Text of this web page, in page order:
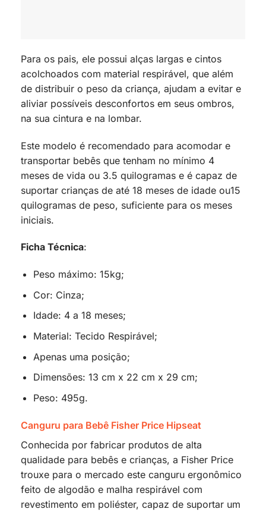
Para os pais, ele possui alças largas e cintos
acolchoados com material respirável, que além
de distribuir o peso da criança, ajudam a evitar e
aliviar possíveis desconfortos em seus ombros,
na sua cintura e na lombar.
Este modelo é recomendado para acomodar e
transportar bebês que tenham no mínimo 4
meses de vida ou 3.5 quilogramas e é capaz de
suportar crianças de até 18 meses de idade ou15
quilogramas de peso, suficiente para os meses
iniciais.
Ficha Técnica:
Peso máximo: 15kg;
Cor: Cinza;
Idade: 4 a 18 meses;
Material: Tecido Respirável;
Apenas uma posição;
Dimensões: 13 cm x 22 cm x 29 cm;
Peso: 495g.
Canguru para Bebê Fisher Price Hipseat
Conhecida por fabricar produtos de alta
qualidade para bebês e crianças, a Fisher Price
trouxe para o mercado este canguru ergonômico
feito de algodão e malha respirável com
revestimento em poliéster, capaz de suportar um